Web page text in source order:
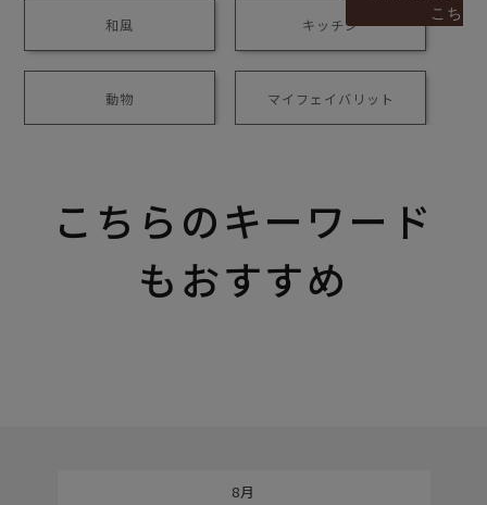
和風 キッチン
動物 マイフェイバリット
こちら
こちらのキーワード
もおすすめ
8月